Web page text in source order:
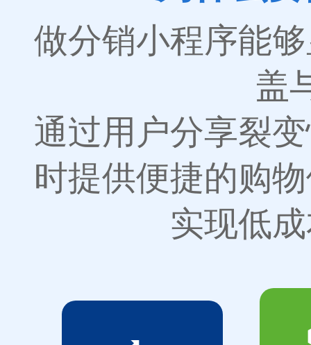
做分销小程序能
盖
通过用户分享裂
时提供便捷的购
实现低